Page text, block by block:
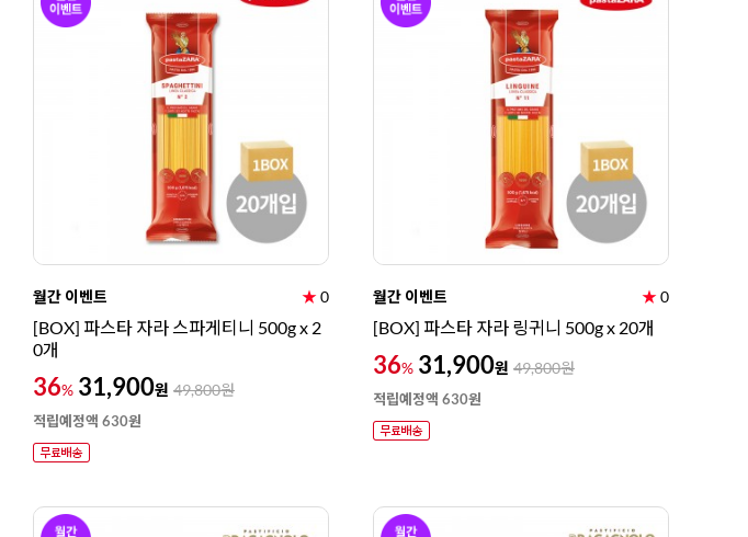
월간 이벤트 ★0
[BOX] 파스타 자라 스파게티니 500g x 2
0개
36% 31,900원 49,800원
적립예정액 630원
월간 이벤트 ★0
[BOX] 파스타 자라 링귀니 500g x 20개
36% 31,900원 49,800원
적립예정액 630원